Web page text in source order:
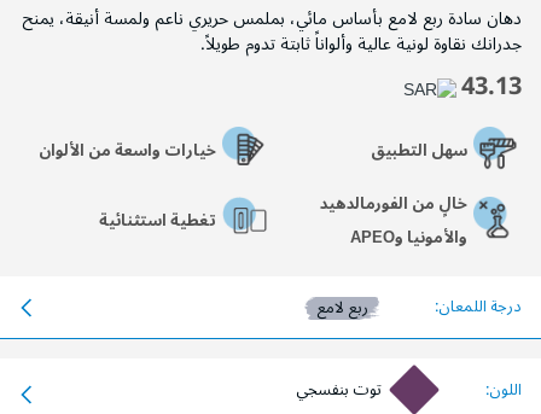
دهان سادة ربع لامع بأساس مائي، بملمس حريري ناعم ولمسة أنيقة، يمنح
جدرانك نقاوة لونية عالية وألواناً ثابتة تدوم طويلاً.
43.13
سهل التطبيق
خيارات واسعة من الألوان
خالٍ من الفورمالدهيد
والأمونيا وAPEO
تغطية استثنائية
درجة اللمعان: ربع لامع
اللون: توت بنفسجي